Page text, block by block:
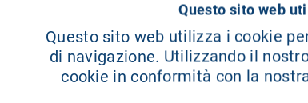
DELLA TUA
RESTARE SEMPRE AGGIORNATO
Questo sito web
Questo sito web utilizza i cookie
di navigazione. Utilizzando il
cookie in conformità con la